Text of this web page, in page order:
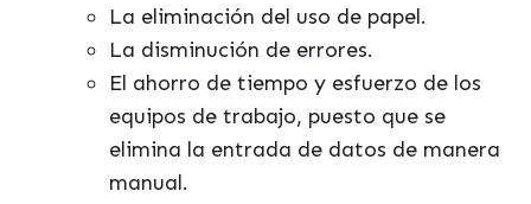
La eliminación del uso de papel.
La disminución de errores.
El ahorro de tiempo y esfuerzo de los
equipos de trabajo, puesto que se
elimina la entrada de datos de manera
manual.